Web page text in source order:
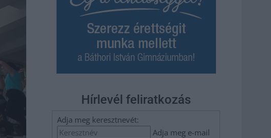
Hírlevél feliratkozás
Adja meg keresztnevét:
Adja meg e-mail